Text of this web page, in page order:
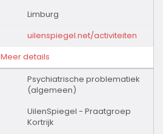
Limburg
uilenspiegel.net/activiteiten
Meer details
Psychiatrische problematiek
(algemeen)
UilenSpiegel - Praatgroep
Kortrijk